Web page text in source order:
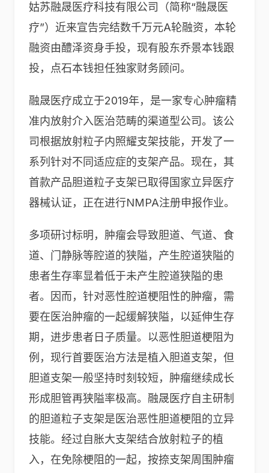
姑苏融晟医疗科技有限公司（简称“融晟医
疗”）近来宣告完结数千万元A轮融资，本轮
融资由醴泽资身手投，现有股东乔景本钱跟
投，点石本钱担任独家财务顾问。
融晟医疗成立于2019年，是一家专心肿瘤精
准内放射介入医治范畴的渠道型公司。该公
司根据放射粒子内照耀支架技能，开发了一
系列针对不同适应症的支架产品。现在，其
首款产品胆道粒子支架已取得国家立异医疗
器械认证，正在进行NMPA注册申报作业。
多项研讨标明，肿瘤会导致胆道、气道、食
道、门静脉等腔道的狭隘，产生腔道狭隘的
患者生存率显着低于未产生腔道狭隘的患
者。因而，针对恶性腔道梗阻性的肿瘤，需
要在医治肿瘤的一起缓解狭隘，以延伸生存
期，进步患者日子质量。以恶性胆道梗阻为
例，现行首要医治方法是植入胆道支架，但
胆道支架一般坚持时刻较短，肿瘤继续成长
形成胆管再狭隘率极高。融晟医疗自主研制
的胆道粒子支架是医治恶性胆道梗阻的立异
技能。经过自胀大支架结合放射粒子的植
入，在免除梗阻的一起，按捺支架周围肿瘤